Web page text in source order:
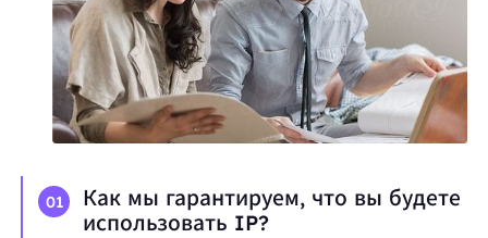
01
Как мы гарантируем, что вы будете
использовать IP?